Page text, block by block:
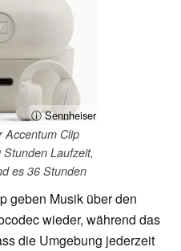
ⓘ Sennheiser
Accentum Clip
Laufzeit,
es 36 Stunden
geben Musik über den
wieder, während das
die Umgebung jederzeit